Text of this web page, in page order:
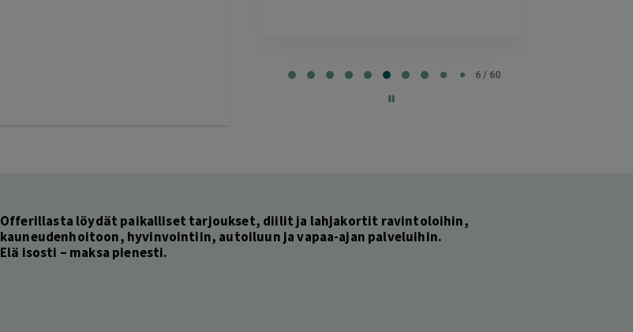
6 / 60
Offerillasta löydät paikalliset tarjoukset, diilit ja lahjakortit ravintoloihin,
kauneudenhoitoon, hyvinvointiin, autoiluun ja vapaa-ajan palveluihin.
Elä isosti – maksa pienesti.